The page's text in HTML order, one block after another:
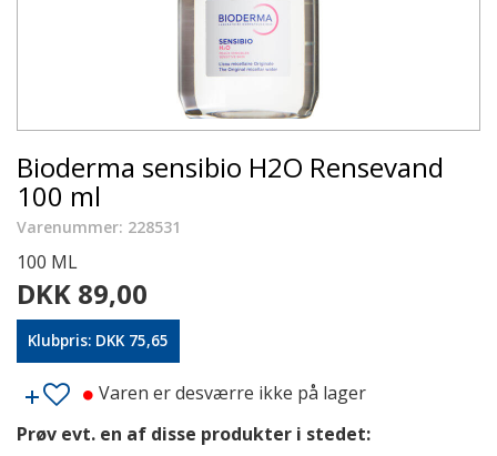
Bioderma sensibio H2O Rensevand
100 ml
Varenummer: 228531
100 ML
DKK 89,00
Klubpris: DKK 75,65
Varen er desværre ikke på lager
Prøv evt. en af disse produkter i stedet: